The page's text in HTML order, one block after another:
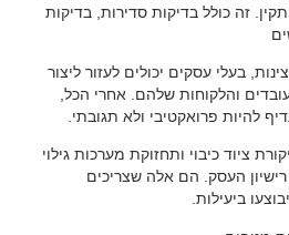
זה כולל בדיקות סדירות, בדיקות
בעלי עסקים יכולים לעזור ליצור
והלקוחות שלהם. אחרי הכל,
להיות פרואקטיבי ולא תגובתי.
ציוד כיבוי ותחזוקת מערכות גילוי
העסק. הם אלה שצריכים
ביעילות.